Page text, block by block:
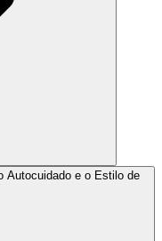
Autocuidado e o Estilo de